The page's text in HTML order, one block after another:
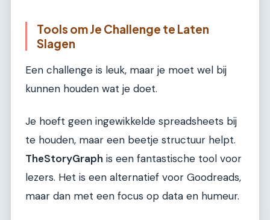
Tools om Je Challenge te Laten
Slagen
Een challenge is leuk, maar je moet wel bij
kunnen houden wat je doet.
Je hoeft geen ingewikkelde spreadsheets bij
te houden, maar een beetje structuur helpt.
TheStoryGraph is een fantastische tool voor
lezers. Het is een alternatief voor Goodreads,
maar dan met een focus op data en humeur.